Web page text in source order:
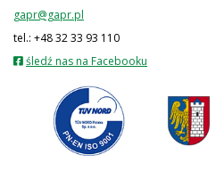
gapr@gapr.pl
tel.: +48 32 33 93 110
śledź nas na Facebooku
nowej
karcie